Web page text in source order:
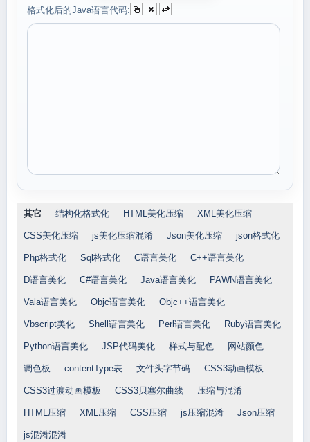
格式化后的Java语言代码:
其它 结构化格式化 HTML美化压缩 XML美化压缩
CSS美化压缩 js美化压缩混淆 Json美化压缩 json格式化
Php格式化 Sql格式化 C语言美化 C++语言美化
D语言美化 C#语言美化 Java语言美化 PAWN语言美化
Vala语言美化 Objc语言美化 Objc++语言美化
Vbscript美化 Shell语言美化 Perl语言美化 Ruby语言美化
Python语言美化 JSP代码美化 样式与配色 网站颜色
调色板 contentType表 文件头字节码 CSS3动画模板
CSS3过渡动画模板 CSS3贝塞尔曲线 压缩与混淆
HTML压缩 XML压缩 CSS压缩 js压缩混淆 Json压缩
js混淆混淆